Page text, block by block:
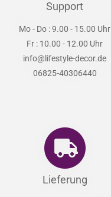
Support
Mo - Do : 9.00 - 15.00 Uhr
Fr : 10.00 - 12.00 Uhr
info@lifestyle-decor.de
06825-40306440
Lieferung